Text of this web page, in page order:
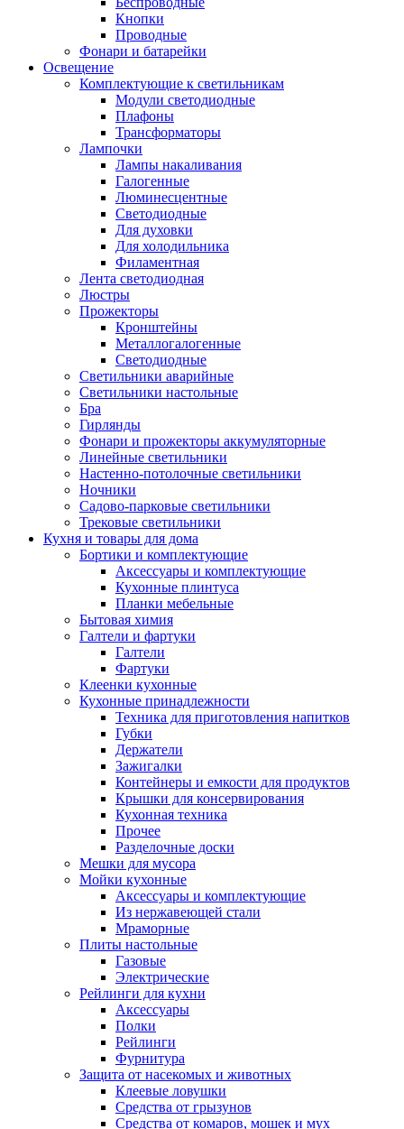
Кнопки
Проводные
Фонари и батарейки
Освещение
Комплектующие к светильникам
Модули светодиодные
Плафоны
Трансформаторы
Лампочки
Лампы накаливания
Галогенные
Люминесцентные
Светодиодные
Для духовки
Для холодильника
Филаментная
Лента светодиодная
Люстры
Прожекторы
Кронштейны
Металлогалогенные
Светодиодные
Светильники аварийные
Светильники настольные
Бра
Гирлянды
Фонари и прожекторы аккумуляторные
Линейные светильники
Настенно-потолочные светильники
Ночники
Садово-парковые светильники
Трековые светильники
Кухня и товары для дома
Бортики и комплектующие
Аксессуары и комплектующие
Кухонные плинтуса
Планки мебельные
Бытовая химия
Галтели и фартуки
Галтели
Фартуки
Клеенки кухонные
Кухонные принадлежности
Техника для приготовления напитков
Губки
Держатели
Зажигалки
Контейнеры и емкости для продуктов
Крышки для консервирования
Кухонная техника
Прочее
Разделочные доски
Мешки для мусора
Мойки кухонные
Аксессуары и комплектующие
Из нержавеющей стали
Мраморные
Плиты настольные
Газовые
Электрические
Рейлинги для кухни
Аксессуары
Полки
Рейлинги
Фурнитура
Защита от насекомых и животных
Клеевые ловушки
Средства от грызунов
Средства от комаров, мошек и мух